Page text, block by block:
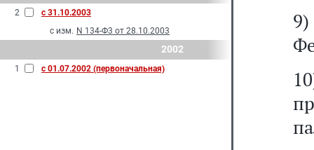
2
с 31.10.2003
с изм. N 134-Ф3 от 28.10.2003
2002
1 с 01.07.2002 (первоначальная)